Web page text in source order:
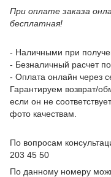
При оплате заказа
бесплатная!
- Наличными при
- Безналичный расчет
- Оплата онлайн через
Гарантируем возврат/
если он не
фото качествам.
По вопросам
203 45 50
По данному номеру